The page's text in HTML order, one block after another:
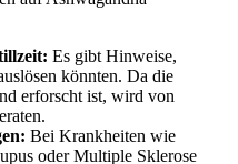
Es gibt Hinweise,
könnten. Da die
erforscht ist, wird von
Bei Krankheiten wie
oder Multiple Sklerose